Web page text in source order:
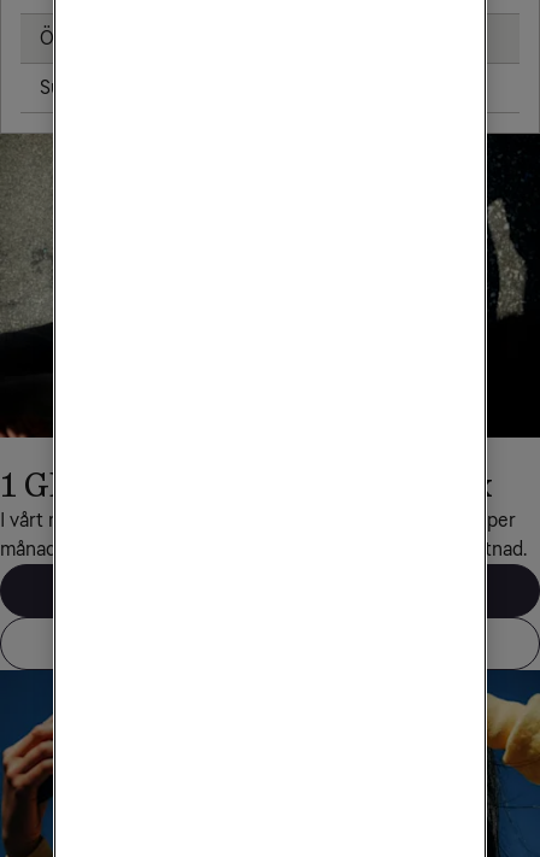
Öppningsavgift
Surfa utan surfpaket
1 GB surf med Obegränsad Max
I vårt mobilabonnemang Obegränsad Max ingår 1 GB surf per
månad när du reser till det här landet, helt utan extra kostnad.